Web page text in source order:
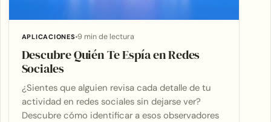
APLICACIONES 9 min de lectura
Descubre Quién Te Espía en Redes
Sociales
¿Sientes que alguien revisa cada detalle de tu
actividad en redes sociales sin dejarse ver?
Descubre cómo identificar a esos observadores